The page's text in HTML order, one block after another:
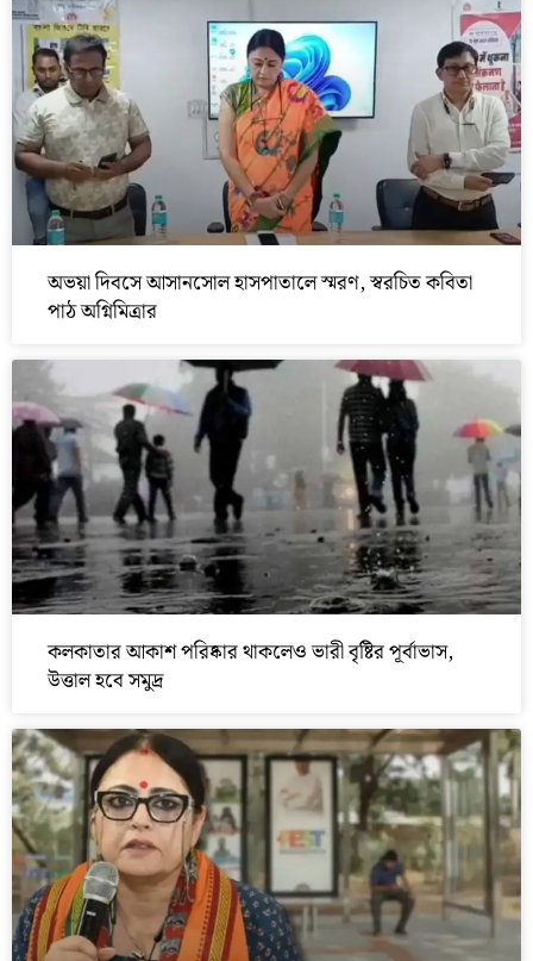
অভয়া দিবসে আসানসোল হাসপাতালে স্মরণ, স্বরচিত কবিতা
পাঠ অগ্নিমিত্রার
কলকাতার আকাশ পরিষ্কার থাকলেও ভারী বৃষ্টির পূর্বাভাস,
উত্তাল হবে সমুদ্র